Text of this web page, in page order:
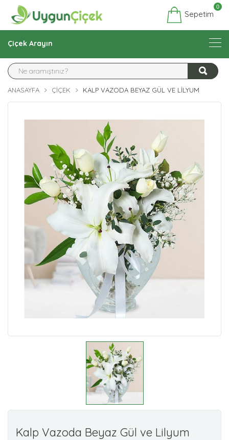
Sepetim
0
Çiçek Arayın
ANASAYFA ÇIÇEK KALP VAZODA BEYAZ GÜL VE LILYUM
Kalp Vazoda Beyaz Gül ve Lilyum